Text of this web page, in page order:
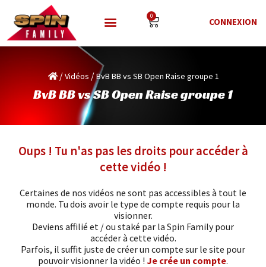
CONNEXION
0
/Vidéos /BvB BB vs SB Open Raise groupe 1
BvB BB vs SB Open Raise groupe 1
Oups ! Tu n'as pas les droits pour accéder à
cette vidéo !
Certaines de nos vidéos ne sont pas accessibles à tout le
monde. Tu dois avoir le type de compte requis pour la
visionner.
Deviens affilié et / ou staké par la Spin Family pour
accéder à cette vidéo.
Parfois, il suffit juste de créer un compte sur le site pour
pouvoir visionner la vidéo ! Je crée un compte.